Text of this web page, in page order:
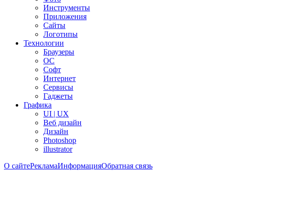
Инструменты
Приложения
Сайты
Логотипы
Технологии
Браузеры
ОС
Софт
Интернет
Сервисы
Гаджеты
Графика
UI | UX
Веб дизайн
Дизайн
Photoshop
illustrator
О сайтеРекламаИнформацияОбратная связь